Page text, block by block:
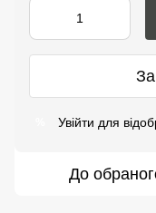
Увійти для
До